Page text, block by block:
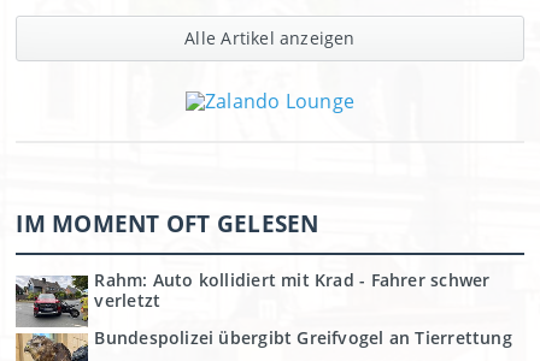
Alle Artikel anzeigen
IM MOMENT OFT GELESEN
Rahm: Auto kollidiert mit Krad - Fahrer schwer
verletzt
Bundespolizei übergibt Greifvogel an Tierrettung